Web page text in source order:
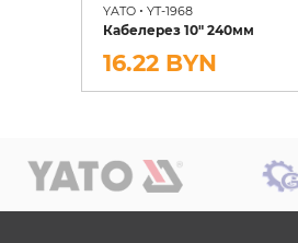
YATO• YT-1968
Кабелерез 10" 240мм
16.22 BYN